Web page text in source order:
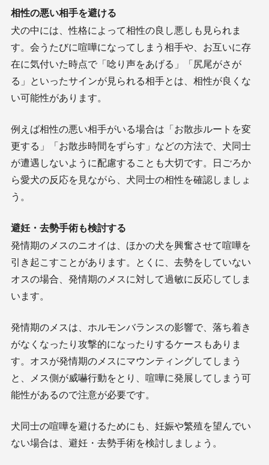
相性の悪い相手を避ける
犬の中には、性格によって相性の良し悪しも見られま
す。会うたびに喧嘩になってしまう相手や、お互いに存
在に気付いた時点で「唸り声をあげる」「尻尾がさが
る」といったサインが見られる相手とは、相性が良くな
い可能性があります。
例えば相性の悪い相手がいる場合は「お散歩ルートを変
更する」「お散歩時間をずらす」などの方法で、犬同士
が遭遇しないように配慮することも大切です。日ごろか
ら愛犬の反応を見ながら、犬同士の相性を確認しましょ
う。
避妊・去勢手術も検討する
発情期のメスのニオイは、ほかの犬を興奮させて喧嘩を
引き起こすことがあります。とくに、去勢をしていない
オスの場合、発情期のメスに対して過敏に反応してしま
います。
発情期のメスは、ホルモンバランスの影響で、落ち着き
がなくなったり攻撃的になったりするケースもありま
す。オスが発情期のメスにマウンティングしてしまう
と、メス側が威嚇行動をとり、喧嘩に発展してしまう可
能性があるので注意が必要です。
犬同士の喧嘩を避けるためにも、妊娠や繁殖を望んでい
ない場合は、避妊・去勢手術を検討しましょう。